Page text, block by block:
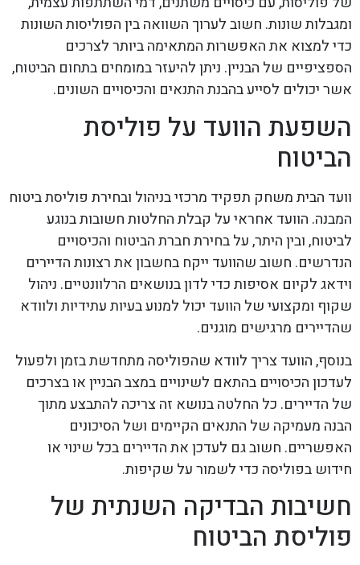
ומגבלות שונות. חשוב לערוך השוואה בין הפוליסות השונות
כדי למצוא את האפשרות המתאימה ביותר לצרכים
הספציפיים של הבניין. ניתן להיעזר במומחים בתחום הביטוח,
אשר יכולים לסייע בהבנת התנאים והכיסויים השונים.
השפעת הוועד על פוליסת
הביטוח
וועד הבית משחק תפקיד מרכזי בניהול ובחירת פוליסת ביטוח
המבנה. הוועד אחראי על קבלת החלטות חשובות בנוגע
לביטוח, ובין היתר, על בחירת חברת הביטוח והכיסויים
הנדרשים. חשוב שהוועד ייקח בחשבון את רצונות הדיירים
וידאג לקיום אסיפות כדי לדון בנושאים הרלוונטיים. ניהול
שקוף ומקצועי של הוועד יכול למנוע בעיות עתידיות ולוודא
שהדיירים מרגישים מוגנים.
בנוסף, הוועד צריך לוודא שהפוליסה מתחדשת בזמן ולפעול
לעדכון הכיסויים בהתאם לשינויים במצב הבניין או בצרכים
של הדיירים. כל החלטה בנושא זה צריכה להתבצע מתוך
הבנה מעמיקה של התנאים הקיימים ושל הסיכונים
האפשריים. חשוב גם לעדכן את הדיירים בכל שינוי או
חידוש בפוליסה כדי לשמור על שקיפות.
חשיבות הבדיקה השנתית של
פוליסת הביטוח